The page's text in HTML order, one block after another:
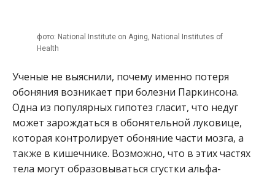
фото: National Institute on Aging, National Institutes of
Health
Ученые не выяснили, почему именно потеря
обоняния возникает при болезни Паркинсона.
Одна из популярных гипотез гласит, что недуг
может зарождаться в обонятельной луковице,
которая контролирует обоняние части мозга, а
также в кишечнике. Возможно, что в этих частях
тела могут образовываться сгустки альфа-